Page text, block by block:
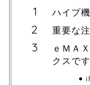
ハイプ
重要な
ｅＭＡ
クスで